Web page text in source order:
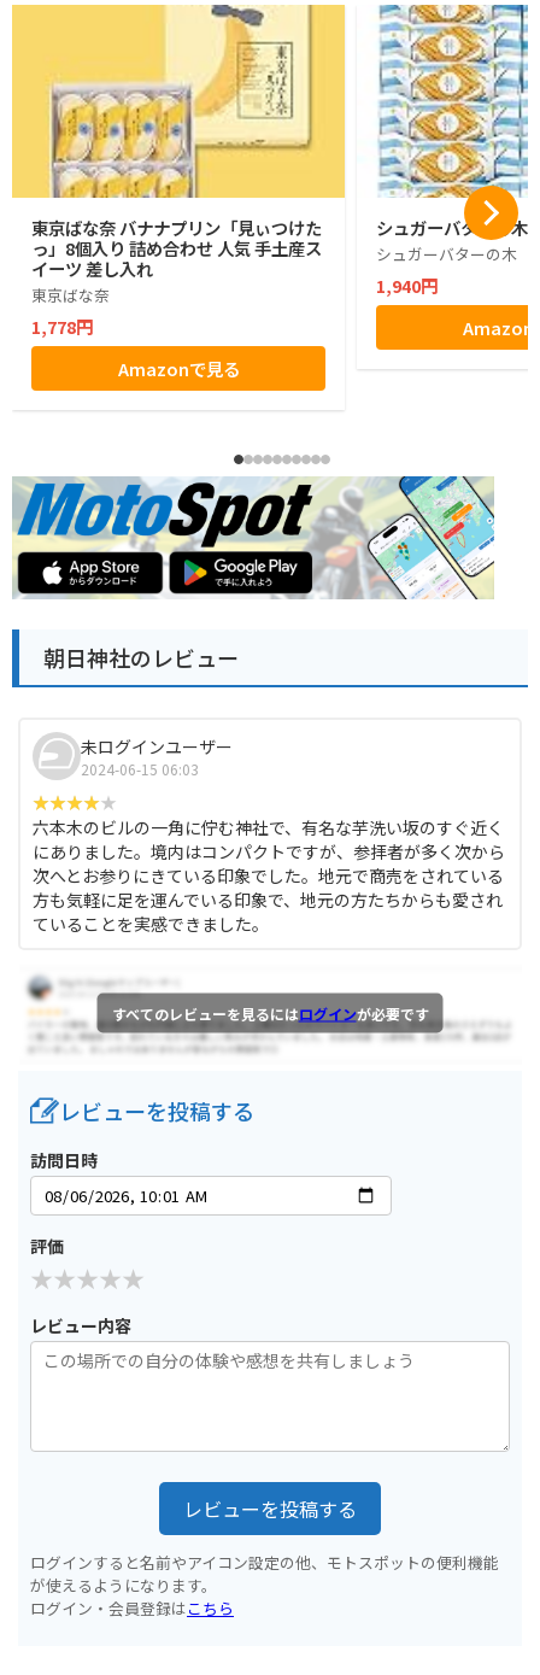
東京ばな奈 バナナプリン「見ぃつけた
っ」8個入り 詰め合わせ 人気 手土産ス
イーツ 差し入れ
東京ばな奈
1,778円
Amazonで見る
シュガーバターの木
シュガーバターの木
1,940円
Amazon
朝日神社のレビュー
未ログインユーザー
2024-06-15 06:03
六本木のビルの一角に佇む神社で、有名な芋洗い坂のすぐ近く
にありました。境内はコンパクトですが、参拝者が多く次から
次へとお参りにきている印象でした。地元で商売をされている
方も気軽に足を運んでいる印象で、地元の方たちからも愛され
ていることを実感できました。
すべてのレビューを見るにはログインが必要です
レビューを投稿する
訪問日時
評価
レビュー内容
レビューを投稿する
ログインすると名前やアイコン設定の他、モトスポットの便利機能
が使えるようになります。
ログイン・会員登録はこちら